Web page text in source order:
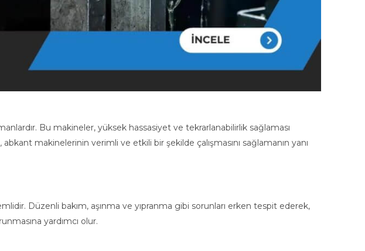
Bu makineler, yüksek hassasiyet ve tekrarlanabilirlik sağlaması
makinelerinin verimli ve etkili bir şekilde çalışmasını sağlamanın yanı
Düzenli bakım, aşınma ve yıpranma gibi sorunları erken tespit ederek,
yardımcı olur.
ürün kataloğumuza hemen ücretsiz